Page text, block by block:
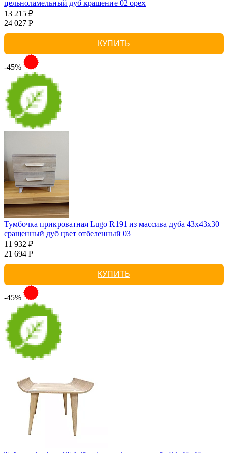
цельноламельный дуб крашение 02 орех
13 215 ₽
24 027 Р
КУПИТЬ
-45%
Тумбочка прикроватная Lugo R191 из массива дуба 43х43х30
сращенный дуб цвет отбеленный 03
11 932 ₽
21 694 Р
КУПИТЬ
-45%